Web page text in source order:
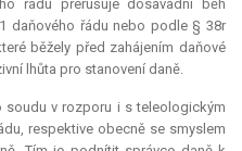
řádu přerušuje dosavadní běh
daňového řádu nebo podle § 38r
běžely před zahájením daňové
lhůta pro stanovení daně.
soudu v rozporu i s teleologickým
respektive obecně se smyslem